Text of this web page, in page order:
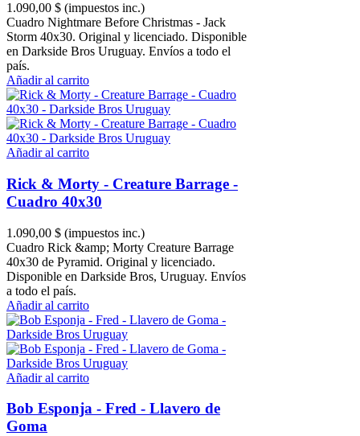
1.090,00 $ (impuestos inc.)
Cuadro Nightmare Before Christmas - Jack
Storm 40x30. Original y licenciado. Disponible
en Darkside Bros Uruguay. Envíos a todo el
país.
Añadir al carrito
Añadir al carrito
Rick & Morty - Creature Barrage -
Cuadro 40x30
1.090,00 $ (impuestos inc.)
Cuadro Rick &amp; Morty Creature Barrage
40x30 de Pyramid. Original y licenciado.
Disponible en Darkside Bros, Uruguay. Envíos
a todo el país.
Añadir al carrito
Añadir al carrito
Bob Esponja - Fred - Llavero de
Goma